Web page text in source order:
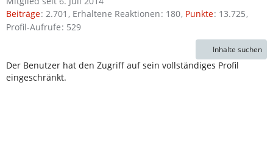
Beiträge 2.701 Erhaltene Reaktionen 180 Punkte 13.725
Profil-Aufrufe 529
Inhalte suchen
Der Benutzer hat den Zugriff auf sein vollständiges Profil
eingeschränkt.